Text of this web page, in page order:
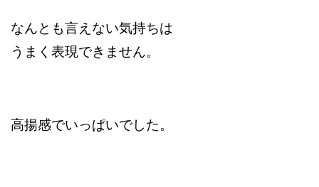
なんとも言えない気持ちは
うまく表現できません。
高揚感でいっぱいでした。